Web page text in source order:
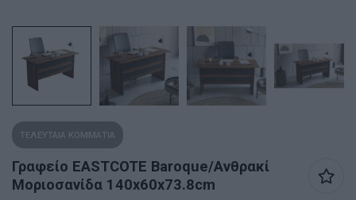
ΤΕΛΕΥΤΑΙΑ ΚΟΜΜΑΤΙΑ
Γραφείο EASTCOTE Baroque/Ανθρακί
Μοριοσανίδα 140x60x73.8cm